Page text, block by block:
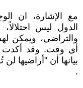
مع الإشارة، ان
الدول ليس
والتراضي، ويمكن
أي وقت. وقد أكدت
بيانها أن
.